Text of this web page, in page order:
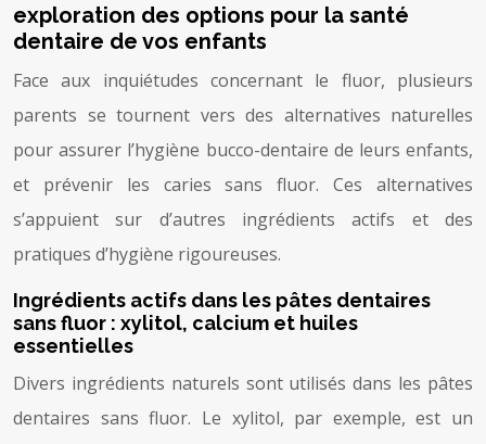
exploration des options pour la santé
dentaire de vos enfants
Face aux inquiétudes concernant le fluor, plusieurs
parents se tournent vers des alternatives naturelles
pour assurer l’hygiène bucco-dentaire de leurs enfants,
et prévenir les caries sans fluor. Ces alternatives
s’appuient sur d’autres ingrédients actifs et des
pratiques d’hygiène rigoureuses.
Ingrédients actifs dans les pâtes dentaires
sans fluor : xylitol, calcium et huiles
essentielles
Divers ingrédients naturels sont utilisés dans les pâtes
dentaires sans fluor. Le xylitol, par exemple, est un